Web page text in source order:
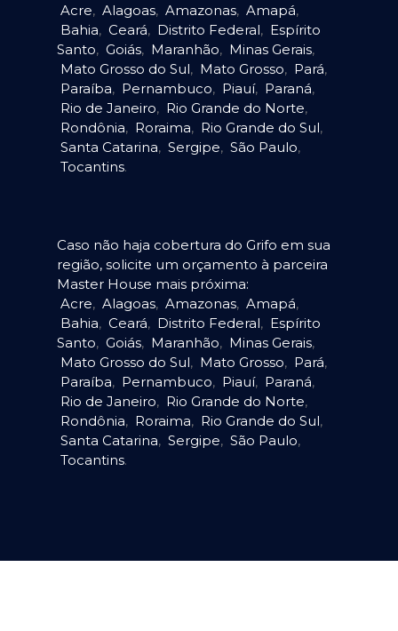
Acre, Alagoas, Amazonas, Amapá,
Bahia, Ceará, Distrito Federal, Espírito
Santo, Goiás, Maranhão, Minas Gerais,
Mato Grosso do Sul, Mato Grosso, Pará,
Paraíba, Pernambuco, Piauí, Paraná,
Rio de Janeiro, Rio Grande do Norte,
Rondônia, Roraima, Rio Grande do Sul,
Santa Catarina, Sergipe, São Paulo,
Tocantins.
Caso não haja cobertura do Grifo em sua
região, solicite um orçamento à parceira
Master House mais próxima:
Acre, Alagoas, Amazonas, Amapá,
Bahia, Ceará, Distrito Federal, Espírito
Santo, Goiás, Maranhão, Minas Gerais,
Mato Grosso do Sul, Mato Grosso, Pará,
Paraíba, Pernambuco, Piauí, Paraná,
Rio de Janeiro, Rio Grande do Norte,
Rondônia, Roraima, Rio Grande do Sul,
Santa Catarina, Sergipe, São Paulo,
Tocantins.